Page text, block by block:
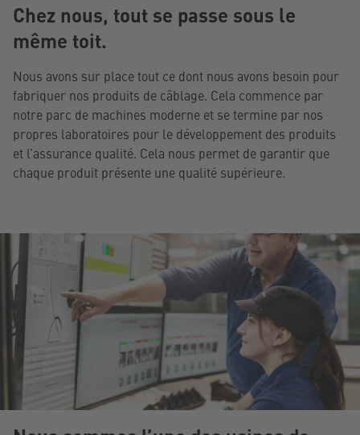
Chez nous, tout se passe sous le
même toit.
Nous avons sur place tout ce dont nous avons besoin pour
fabriquer nos produits de câblage. Cela commence par
notre parc de machines moderne et se termine par nos
propres laboratoires pour le développement des produits
et l’assurance qualité. Cela nous permet de garantir que
chaque produit présente une qualité supérieure.